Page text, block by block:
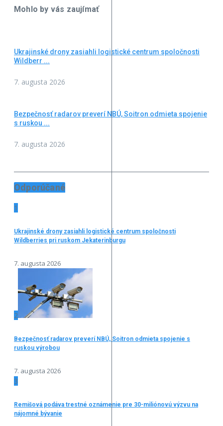
Mohlo by vás zaujímať
Ukrajinské drony zasiahli logistické centrum spoločnosti
Wildberr ...
7. augusta 2026
Bezpečnosť radarov preverí NBÚ, Soitron odmieta spojenie
s ruskou ...
7. augusta 2026
Odporúčané
1
Ukrajinské drony zasiahli logistické centrum spoločnosti
Wildberries pri ruskom Jekaterinburgu
7. augusta 2026
2
Bezpečnosť radarov preverí NBÚ, Soitron odmieta spojenie s
ruskou výrobou
7. augusta 2026
3
Remišová podáva trestné oznámenie pre 30-miliónovú výzvu na
nájomné bývanie